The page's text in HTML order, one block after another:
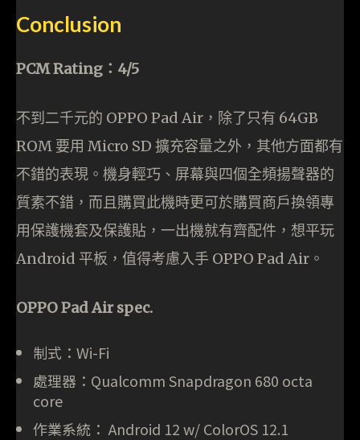
Conclusion
PCM Rating：4/5
不到二千元的 OPPO Pad Air，除了只有 64GB
ROM 要用 Micro SD 擴充容量之外，其他方面都有
不錯的表現。機身輕巧、屏幕與四個全頻揚聲器的
質素不錯，而且購買此機時更可於購買商戶換領專
用保護機套及保護貼，一出機就有齊配件，想平玩
Android 平板，值得考慮入手 OPPO Pad Air。
OPPO Pad Air spec.
制式：Wi-Fi
處理器：Qualcomm Snapdragon 680 octa
core
作業系統： Android 12 w/ ColorOS 12.1